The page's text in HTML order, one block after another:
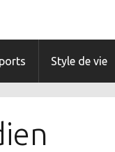
Style de vie